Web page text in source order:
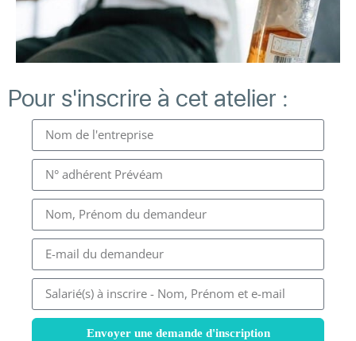
Pour s'inscrire à cet atelier :
Envoyer une demande d'inscription